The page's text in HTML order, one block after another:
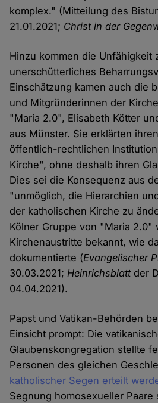
komplex." (Mitteilung des
21.01.2021; Christ in der
Hinzu kommen die Unfähigkeit
unerschütterliches
Einschätzung kamen auch die
und Mitgründerinnen der
"Maria 2.0", Elisabeth Kötter
aus Münster. Sie erklärten
öffentlich-rechtlichen
Kirche", ohne deshalb ihren
Dies sei die Konsequenz aus
"unmöglich, die Hierarchien
der katholischen Kirche zu
Kölner Gruppe von "Maria 2.0"
Kirchenaustritte bekannt, wie
dokumentierte (Evangelischer
30.03.2021;Heinrichsblatt der
04.04.2021).
Papst und Vatikan-Behörden
Einsicht prompt: Die
Glaubenskongregation stellte
Personen des gleichen
katholischer Segen erteilt
Segnung homosexueller Paare